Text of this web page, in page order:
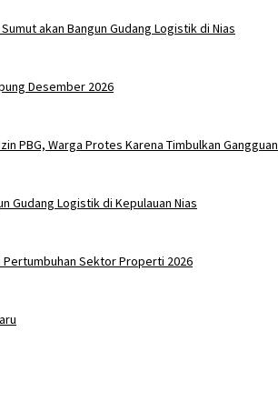
akan Bangun Gudang Logistik di Nias
Desember 2026
PBG, Warga Protes Karena Timbulkan Gangguan
Gudang Logistik di Kepulauan Nias
Pertumbuhan Sektor Properti 2026